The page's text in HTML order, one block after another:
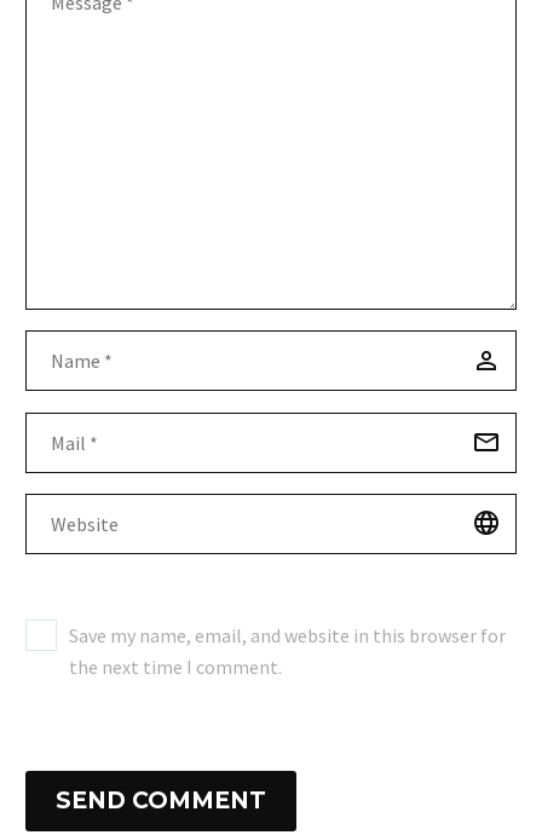
them to secure decent, safe, and
Save my name, email, and website in this browser for
the next time I comment.
SEND COMMENT